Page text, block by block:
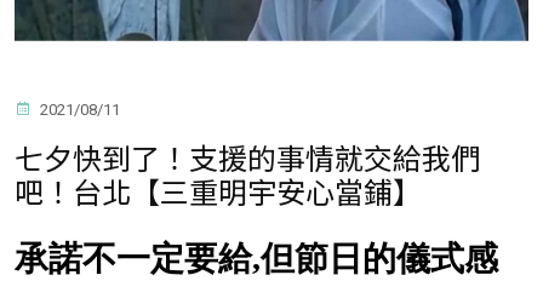
2021/08/11
七夕快到了！支援的事情就交給我們
吧！台北【三重明宇安心當鋪】
承諾不一定要給,但節日的儀式感